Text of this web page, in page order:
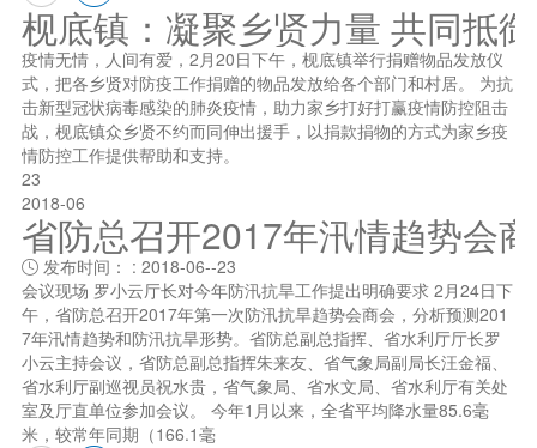
枧底镇：凝聚乡贤力量 共同抵
疫情无情，人间有爱，2月20日下午，枧底镇举行捐赠物品发放仪
式，把各乡贤对防疫工作捐赠的物品发放给各个部门和村居。 为抗
击新型冠状病毒感染的肺炎疫情，助力家乡打好打赢疫情防控阻击
战，枧底镇众乡贤不约而同伸出援手，以捐款捐物的方式为家乡疫
情防控工作提供帮助和支持。
23
2018-06
省防总召开2017年汛情趋势会
发布时间： : 2018-06--23
会议现场 罗小云厅长对今年防汛抗旱工作提出明确要求 2月24日下
午，省防总召开2017年第一次防汛抗旱趋势会商会，分析预测201
7年汛情趋势和防汛抗旱形势。省防总副总指挥、省水利厅厅长罗
小云主持会议，省防总副总指挥朱来友、省气象局副局长汪金福、
省水利厅副巡视员祝水贵，省气象局、省水文局、省水利厅有关处
室及厅直单位参加会议。 今年1月以来，全省平均降水量85.6毫
米，较常年同期（166.1毫